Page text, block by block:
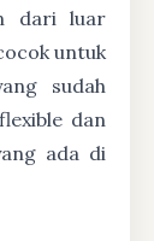
dari luar
untuk
sudah
dan
ada di